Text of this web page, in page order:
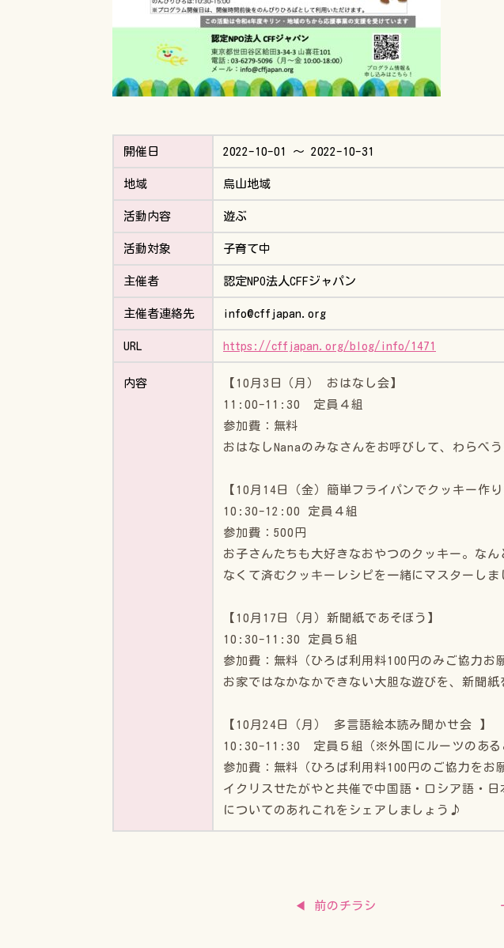
開催日 2022-10-01 〜 2022-10-31
地域 烏山地域
活動内容 遊ぶ
活動対象 子育て中
主催者 認定NPO法人CFFジャパン
主催者連絡先 info@cffjapan.org
URL https://cffjapan.org/blog/info/1471
内容 【10月3日（月） おはなし会】
11:00-11:30 定員４組
参加費：無料
おはなしNanaのみなさんをお呼びして、わらべ
【10月14日（金）簡単フライパンでクッキー作り
10:30-12:00 定員４組
参加費：500円
お子さんたちも大好きなおやつのクッキー。な
なくて済むクッキーレシピを一緒にマスターしま
【10月17日（月）新聞紙であそぼう】
10:30-11:30 定員５組
参加費：無料（ひろば利用料100円のみご協力お
お家ではなかなかできない大胆な遊びを、新聞
【10月24日（月） 多言語絵本読み聞かせ会 】
10:30-11:30 定員５組（※外国にルーツのある
参加費：無料（ひろば利用料100円のご協力をお
イクリスせたがやと共催で中国語・ロシア語・
についてのあれこれをシェアしましょう♪
◀ 前のチラシ